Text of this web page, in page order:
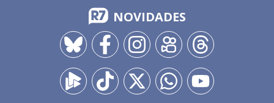
NOVIDADES